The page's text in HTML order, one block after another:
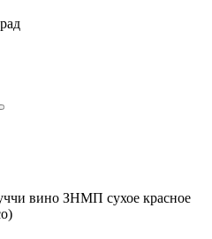
вино ЗНМП сухое красное